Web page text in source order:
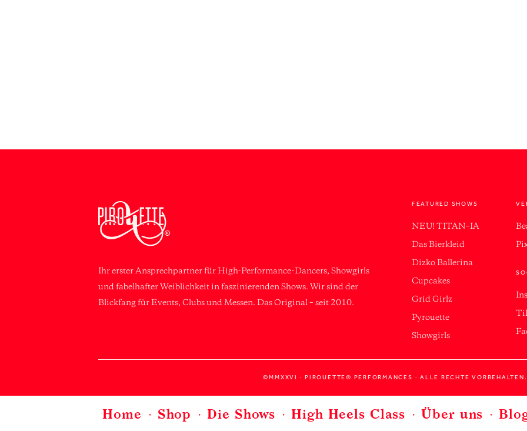
Home Shop Die Shows High Heels Class Über uns
Ihr erster Ansprechpartner für High-Performance-Dancers, Showgirls
und fabelhafter Weiblichkeit in faszinierenden Shows. Wir sind der
Blickfang für Events, Clubs und Messen. Das Original – seit 2010.
FEATURED SHOWS
NEU! TITAN–IA
Das Bierkleid
Dizko Ballerina
Cupcakes
Grid Girlz
Pyrouette
Showgirls
©MMXXVI · PIROUETTE® PERFORMANCES · ALLE RECHTE VORBEHALTEN.